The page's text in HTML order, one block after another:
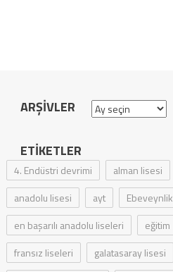
ARŞIVLER Arşivler
ETIKETLER
4. Endüstri devrimi alman lisesi
anadolu lisesi
ayt
Ebeveynlik
en başarılı anadolu liseleri
eğitim
fransız liseleri
galatasaray lisesi